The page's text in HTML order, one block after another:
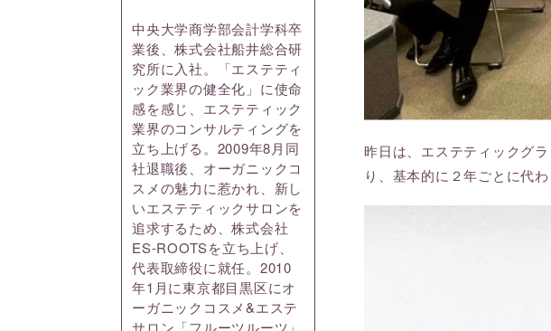
昨日は、エステティックグ
り、基本的に２年ごとに代
中央大学商学部会計学科卒
業後、株式会社船井総合研
究所に入社。「エステティ
ック業界の健全化」に使命
感を感じ、エステティック
業界のコンサルティングを
立ち上げる。2009年8月同
社退職後、オーガニックコ
スメの魅力に惹かれ、新し
いエステティックサロンを
追求するため、株式会社
ES-ROOTSを立ち上げ、
代表取締役に就任。2010
年1月に東京都目黒区にオ
ーガニックコスメ&エステ
サロン「フルーツルーツ」